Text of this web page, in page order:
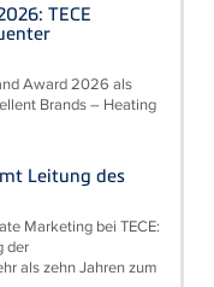
TECE
Award 2026 als
Brands – Heating
Leitung des
Marketing bei TECE:
der
als zehn Jahren zum